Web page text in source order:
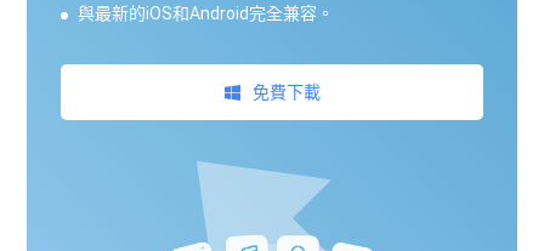
與最新的iOS和Android完全兼容。
免費下載